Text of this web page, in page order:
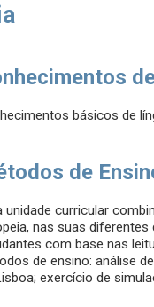
básicos de
de
unidade curricular
nas suas
com base nas
de ensino: análise
exercício de